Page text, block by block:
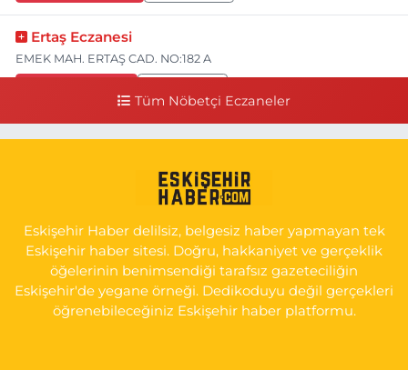
Ertaş Eczanesi
EMEK MAH. ERTAŞ CAD. NO:182 A
YAN SOKAĞI POLİKLİNİK KAPISI TAM KARŞISI I
Yol Tarifi Al
Tüm Nöbetçi Eczaneler
Eskişehir Haber delilsiz, belgesiz haber yapmayan tek
Eskişehir haber sitesi. Doğru, hakkaniyet ve gerçeklik
öğelerinin benimsendiği tarafsız gazeteciliğin
Eskişehir'de yegane örneği. Dedikoduyu değil gerçekleri
öğrenebileceğiniz Eskişehir haber platformu.